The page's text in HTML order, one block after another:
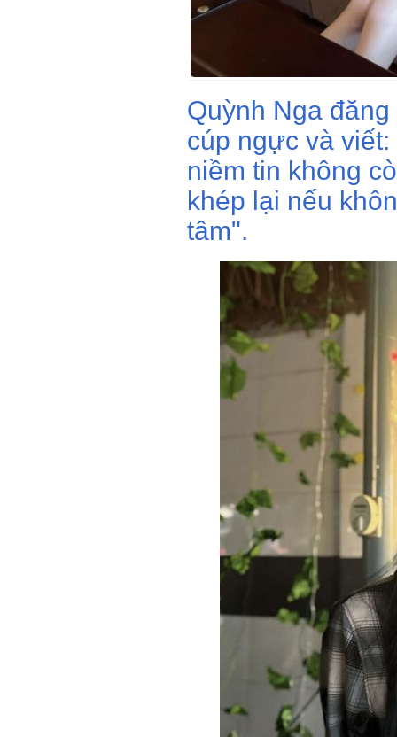
Quỳnh Nga
cúp ngực và
niềm tin không
khép lại nếu
tâm".